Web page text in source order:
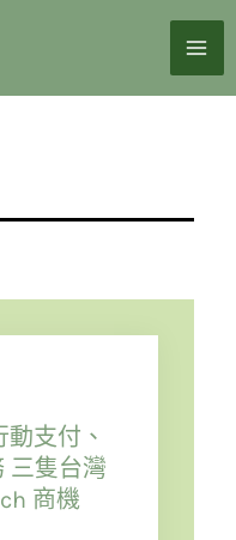
支付、
三隻台灣
商機